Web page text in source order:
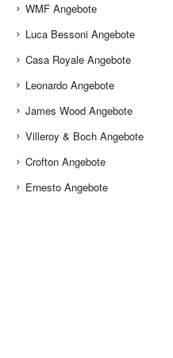
WMF Angebote
Luca Bessoni Angebote
Casa Royale Angebote
Leonardo Angebote
James Wood Angebote
Villeroy & Boch Angebote
Crofton Angebote
Ernesto Angebote